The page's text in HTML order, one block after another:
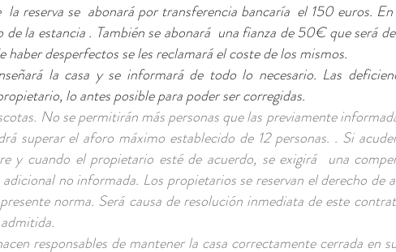
la reserva se abonará por transferencia bancaría el 150 euros.
de la estancia . También se abonará una fianza de 50€ que será
haber desperfectos se les reclamará el coste de los mismos.
la casa y se informará de todo lo necesario. Las
lo antes posible para poder ser corregidas.
No se permitirán más personas que las previamente
superar el aforo máximo establecido de 12 personas. . Si
y cuando el propietario esté de acuerdo, se exigirá una
no informada. Los propietarios se reservan el derecho de
norma. Será causa de resolución inmediata de este
responsables de mantener la casa correctamente cerrada en